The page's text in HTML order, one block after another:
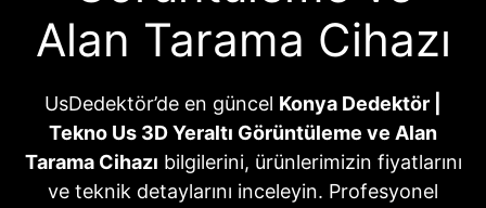
Alan Tarama Cihazı
UsDedektör’de en güncel Konya Dedektör |
Tekno Us 3D Yeraltı Görüntüleme ve Alan
Tarama Cihazı bilgilerini, ürünlerimizin fiyatlarını
ve teknik detaylarını inceleyin. Profesyonel